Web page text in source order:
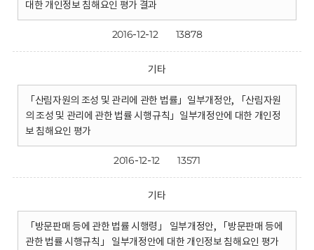
대한 개인정보 침해요인 평가 결과
2016-12-12 13878
기타
「산림자원의 조성 및 관리에 관한 법률」일부개정안, 「산림자원
의 조성 및 관리에 관한 법률 시행규칙」일부개정안에 대한 개인정
보 침해요인 평가
2016-12-12 13571
기타
「방문판매 등에 관한 법률 시행령」 일부개정안, 「방문판매 등에
관한 법률 시행규칙」 일부개정안에 대한 개인정보 침해요인 평가